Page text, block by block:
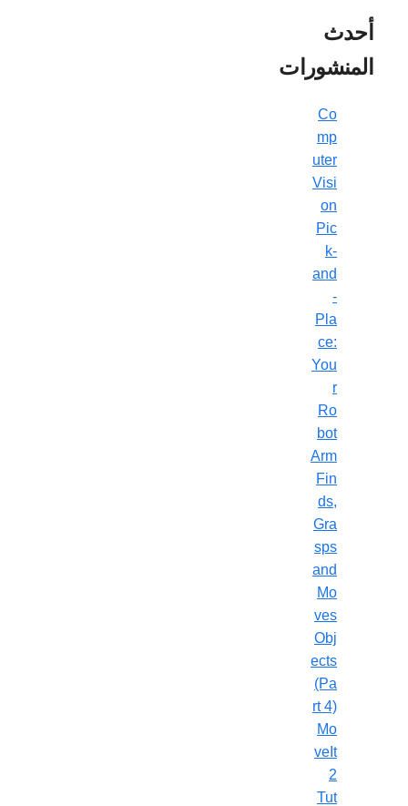
أحدث
المنشورات
Co
mp
uter
Visi
on
Pic
k-
and
-
Pla
ce:
You
r
Ro
bot
Arm
Fin
ds,
Gra
sps
and
Mo
ves
Obj
ects
(Pa
rt 4)
Mo
veIt
2
Tut